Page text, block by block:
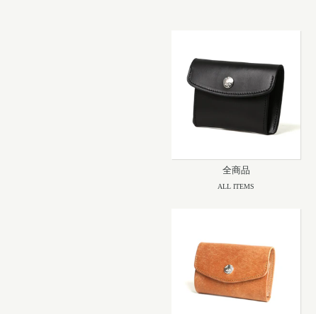
全商品
ALL ITEMS